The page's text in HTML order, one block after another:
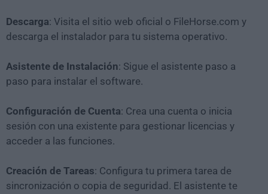
Descarga: Visita el sitio web oficial o FileHorse.com y
descarga el instalador para tu sistema operativo.
Asistente de Instalación: Sigue el asistente paso a
paso para instalar el software.
Configuración de Cuenta: Crea una cuenta o inicia
sesión con una existente para gestionar licencias y
acceder a las funciones.
Creación de Tareas: Configura tu primera tarea de
sincronización o copia de seguridad. El asistente te